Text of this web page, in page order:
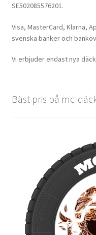
SE502085576201.
Visa, MasterCard, Klarna,
svenska banker och
Vi erbjuder endast nya
Bäst pris på mc-